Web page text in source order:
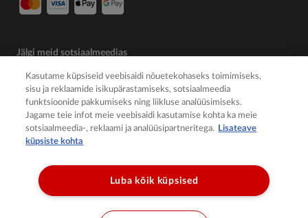
Jälgi meid sotsiaalmeedias
Kasutame küpsiseid veebisaidi nõuetekohaseks toimimiseks,
sisu ja reklaamide isikupärastamiseks, sotsiaalmeedia
funktsioonide pakkumiseks ning liikluse analüüsimiseks.
Jagame teie infot meie veebisaidi kasutamise kohta ka meie
sotsiaalmeedia-, reklaami ja analüüsipartneritega. Lisateave
küpsiste kohta
Luba kõik küpsised